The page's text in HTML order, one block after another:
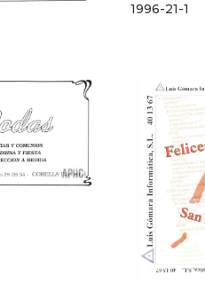
1996-21-1